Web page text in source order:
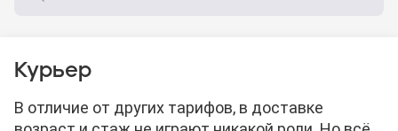
Курьер
В отличие от других тарифов, в доставке